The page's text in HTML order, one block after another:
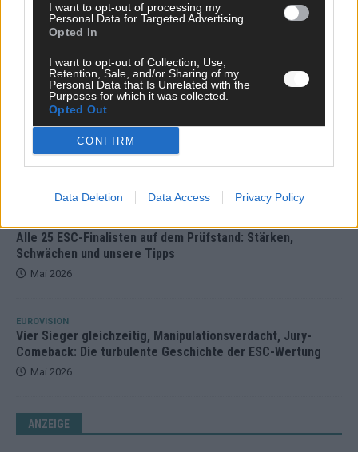
I want to opt-out of processing my
Personal Data for Targeted Advertising.
Opted In
I want to opt-out of Collection, Use,
Retention, Sale, and/or Sharing of my
Personal Data that Is Unrelated with the
Purposes for which it was collected.
Opted Out
CONFIRM
Data Deletion Data Access Privacy Policy
EUROVISION
Das Papierboot kommt aus Basel: JJ eröffnet das ESC-
Finale in Wien – alle Show-Highlights
Mai 2026
EUROVISION
Dänemark eröffnet, Österreich beschließt: Die
Startreihenfolge des ESC-Finales 2026 im Überblick
Alle 25 ESC-Finalisten auf dem Prüfstand: Stärken,
Schwächen und unsere Tipps
Mai 2026
EUROVISION
Vier Sieger gleichzeitig, Manipulationsverdacht, Jury-
Comeback: Die turbulente Geschichte der ESC-Wertung
Mai 2026
ANZEIGE